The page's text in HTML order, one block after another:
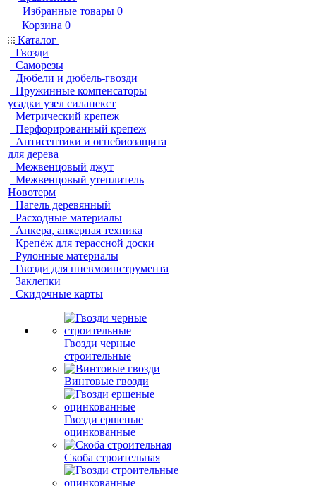
Избранные товары 0
Корзина 0
Каталог
Гвозди
Саморезы
Дюбели и дюбель-гвозди
Пружинные компенсаторы
усадки узел силанекст
Метрический крепеж
Перфорированный крепеж
Антисептики и огнебиозащита
для дерева
Межвенцовый джут
Межвенцовый утеплитель
Новотерм
Нагель деревянный
Расходные материалы
Анкера, анкерная техника
Крепёж для терассной доски
Рулонные материалы
Гвозди для пневмоинструмента
Заклепки
Скидочные карты
Гвозди черные
строительные
Винтовые гвозди
Гвозди ершеные
оцинкованные
Скоба строительная